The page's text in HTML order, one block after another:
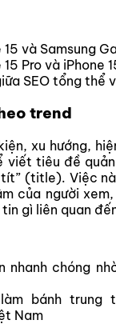
15 và Samsung
Pro và iPhone
SEO tổng thể
trend
xu hướng,
viết tiêu đề
(title). Việc
của người
gì liên quan
nhanh chóng
bánh trung
Nam